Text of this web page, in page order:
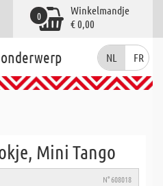
Winkelmandje
€ 0,00
0
NL FR
Mini Tango
N° 608018